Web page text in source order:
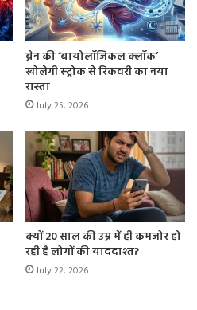
हवाई हवाई अड्डा शिमला में जुब्बल
ब्रेन की ‘बायोलॉजिकल क्लॉक’
खोलेगी स्ट्रोक से रिकवरी का नया
रास्ता
July 25, 2026
क्यों 20 साल की उम्र में ही कमजोर हो
रही है लोगों की याददाश्त?
July 22, 2026